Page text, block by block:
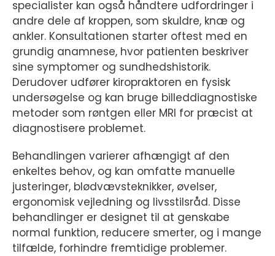
specialister kan også håndtere udfordringer i
andre dele af kroppen, som skuldre, knæ og
ankler. Konsultationen starter oftest med en
grundig anamnese, hvor patienten beskriver
sine symptomer og sundhedshistorik.
Derudover udfører kiropraktoren en fysisk
undersøgelse og kan bruge billeddiagnostiske
metoder som røntgen eller MRI for præcist at
diagnostisere problemet.
Behandlingen varierer afhængigt af den
enkeltes behov, og kan omfatte manuelle
justeringer, blødvævsteknikker, øvelser,
ergonomisk vejledning og livsstilsråd. Disse
behandlinger er designet til at genskabe
normal funktion, reducere smerter, og i mange
tilfælde, forhindre fremtidige problemer.